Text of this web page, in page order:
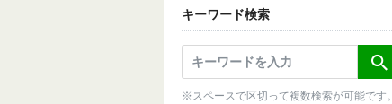
キーワード検索
※スペースで区切って複数検索が可能です。